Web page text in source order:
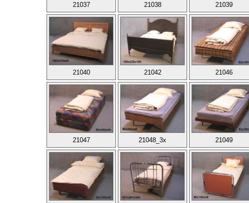
21037 21038 21039
21040 21042 21046
21047 21048_3x 21049